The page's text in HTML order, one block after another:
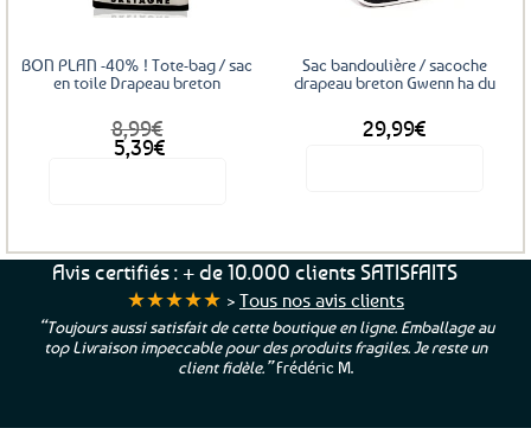
BON PLAN -40% ! Tote-bag / sac
en toile Drapeau breton
8,99€
Le
prix
5,39€
Le
prix
Sac bandoulière / sacoche
drapeau breton Gwenn ha du
29,99€
Avis certifiés : + de 10.000 clients SATISFAITS
★★★★★ > Tous nos avis clients
“Toujours aussi satisfait de cette boutique en ligne. Emballage au
top Livraison impeccable pour des produits fragiles. Je reste un
client fidèle.”Frédéric M.